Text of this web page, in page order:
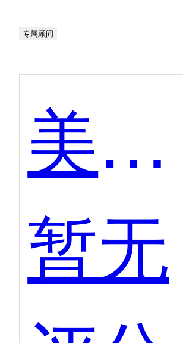
专属顾问
美图Ai开放平台-人脸关键点检测
暂无